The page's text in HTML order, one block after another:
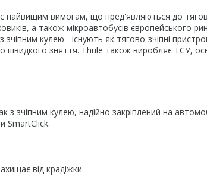
найвищим вимогам, що пред'являються до
а також мікроавтобусів європейського
кулею - існують як тягово-зчіпні
швидкого зняття. Thule також виробляє ТСУ,
зчіпним кулею, надійно закріплений на
SmartClick.
від крадіжки.